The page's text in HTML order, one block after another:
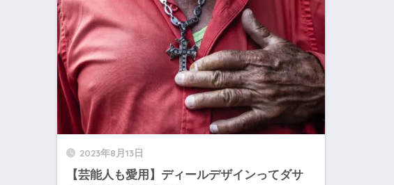
2023年8月13日
【芸能人も愛用】ディールデザインってダサ